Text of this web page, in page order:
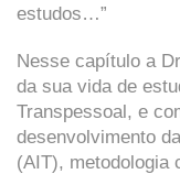
estudos…”
Nesse capítulo a
da sua vida de
Transpessoal, e
desenvolvimento
(AIT), metodologia